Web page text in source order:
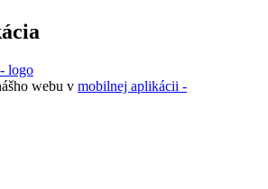
webu v mobilnej aplikácii -